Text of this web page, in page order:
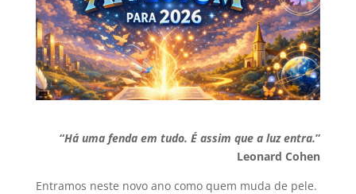
“Há uma fenda em tudo. É assim que a luz entra.”
Leonard Cohen
Entramos neste novo ano como quem muda de pele.